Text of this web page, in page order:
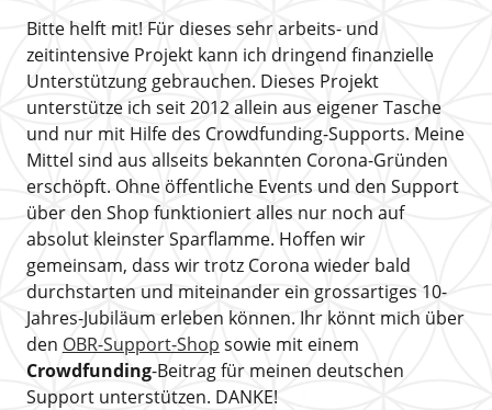
Bitte helft mit! Für dieses sehr arbeits- und
zeitintensive Projekt kann ich dringend finanzielle
Unterstützung gebrauchen. Dieses Projekt
unterstütze ich seit 2012 allein aus eigener Tasche
und nur mit Hilfe des Crowdfunding-Supports. Meine
Mittel sind aus allseits bekannten Corona-Gründen
erschöpft. Ohne öffentliche Events und den Support
über den Shop funktioniert alles nur noch auf
absolut kleinster Sparflamme. Hoffen wir
gemeinsam, dass wir trotz Corona wieder bald
durchstarten und miteinander ein grossartiges 10-
Jahres-Jubiläum erleben können. Ihr könnt mich über
den OBR-Support-Shop sowie mit einem
Crowdfunding-Beitrag für meinen deutschen
Support unterstützen. DANKE!